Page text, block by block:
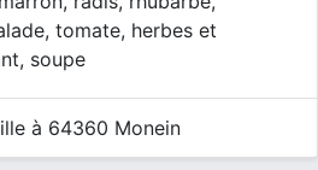
tomate, herbes et
soupe
à 64360 Monein